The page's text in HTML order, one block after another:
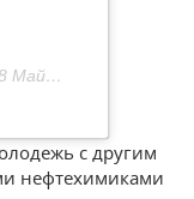
2020 в 10:49 PDT
с другим
нефтехимиками